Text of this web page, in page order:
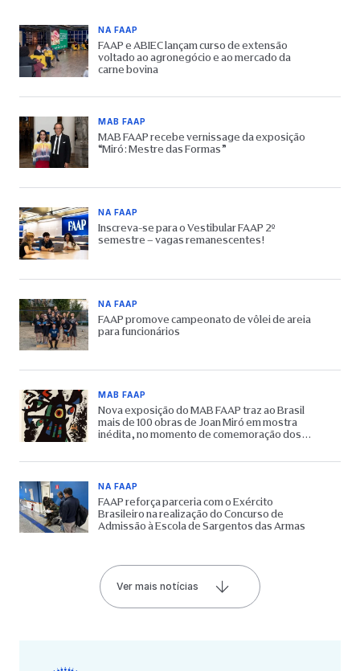
NA FAAP
FAAP e ABIEC lançam curso de extensão
voltado ao agronegócio e ao mercado da
carne bovina
MAB FAAP
MAB FAAP recebe vernissage da exposição
“Miró: Mestre das Formas”
NA FAAP
Inscreva-se para o Vestibular FAAP 2º
semestre – vagas remanescentes!
NA FAAP
FAAP promove campeonato de vôlei de areia
para funcionários
MAB FAAP
Nova exposição do MAB FAAP traz ao Brasil
mais de 100 obras de Joan Miró em mostra
inédita, no momento de comemoração dos
NA FAAP
FAAP reforça parceria com o Exército
Brasileiro na realização do Concurso de
Admissão à Escola de Sargentos das Armas
Ver mais notícias